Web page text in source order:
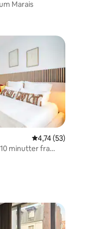
97 omtaler
Marais
20 omtaler
4,74 ud af 5 i
4,74 (53)
10 minutter fra